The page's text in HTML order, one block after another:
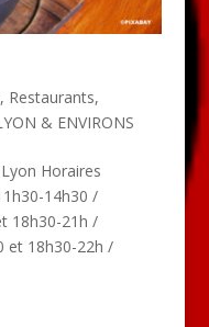
, Restaurants,
& ENVIRONS
Horaires
14h30 /
18h30-21h /
et 18h30-22h /